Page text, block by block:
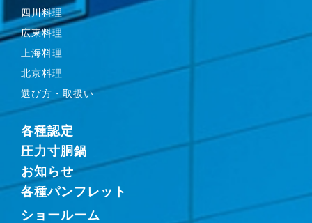
四川料理
広東料理
上海料理
北京料理
選び方・取扱い
各種認定
圧力寸胴鍋
お知らせ
各種パンフレット
ショールーム